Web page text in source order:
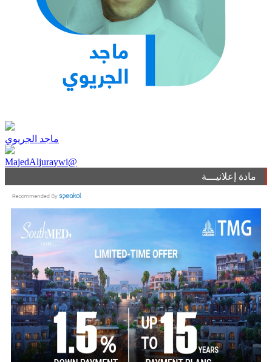
ماجد الجريوي
MajedAljuraywi@
مادة إعلانيـــة